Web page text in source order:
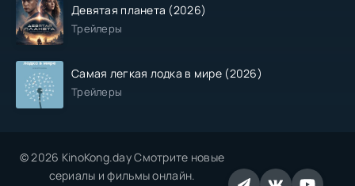
Девятая планета (2026)
Трейлеры
Самая легкая лодка в мире (2026)
Трейлеры
© 2026 KinoKong.day Смотрите новые
сериалы и фильмы онлайн.